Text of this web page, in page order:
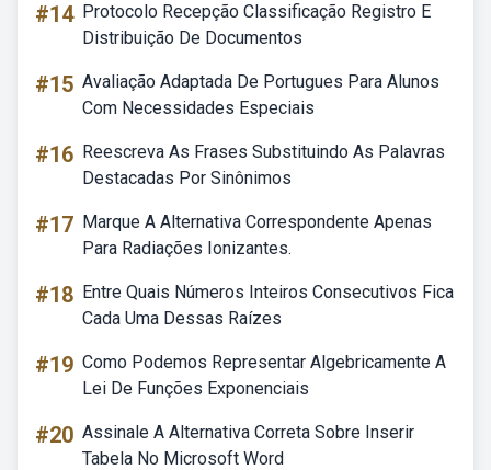
#14 Protocolo Recepção Classificação Registro E
Distribuição De Documentos
#15 Avaliação Adaptada De Portugues Para Alunos
Com Necessidades Especiais
#16 Reescreva As Frases Substituindo As Palavras
Destacadas Por Sinônimos
#17 Marque A Alternativa Correspondente Apenas
Para Radiações Ionizantes.
#18 Entre Quais Números Inteiros Consecutivos Fica
Cada Uma Dessas Raízes
#19 Como Podemos Representar Algebricamente A
Lei De Funções Exponenciais
#20 Assinale A Alternativa Correta Sobre Inserir
Tabela No Microsoft Word